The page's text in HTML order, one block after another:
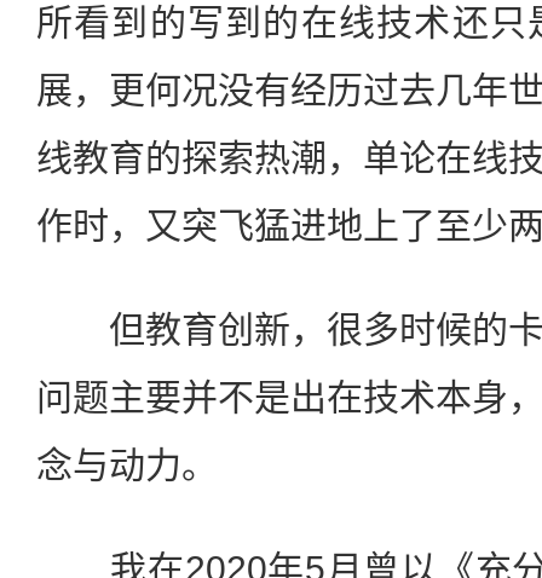
所看到的写到的在线技术还
展，更何况没有经历过去几年
线教育的探索热潮，单论在线
作时，又突飞猛进地上了至少
但教育创新，很多时候的卡
问题主要并不是出在技术本身
念与动力。
我在2020年5月曾以《充分